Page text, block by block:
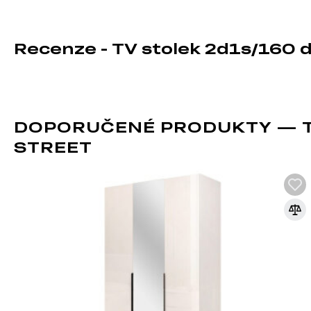
Recenze - TV stolek 2d1s/160
DOPORUČENÉ PRODUKTY —
STREET